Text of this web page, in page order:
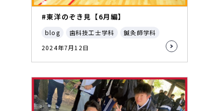
#東洋のぞき見【6月編】
blog 歯科技工士学科
鍼灸師学科
2024年7月12日